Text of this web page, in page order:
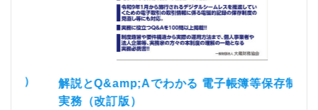
解説とQ&amp;Aでわかる 電子帳簿等保存制度の
実務（改訂版）